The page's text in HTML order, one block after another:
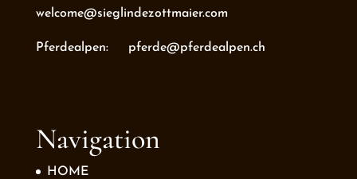
welcome@sieglindezottmaier.com
Pferdealpen: pferde@pferdealpen.ch
Navigation
HOME